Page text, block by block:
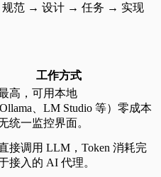
范 → 设计 → 任务 → 实现
工作方式
高，可用本地
、LM Studio 等）零成本
统一监控界面。
接调用 LLM，Token 消耗完
接入的 AI 代理。